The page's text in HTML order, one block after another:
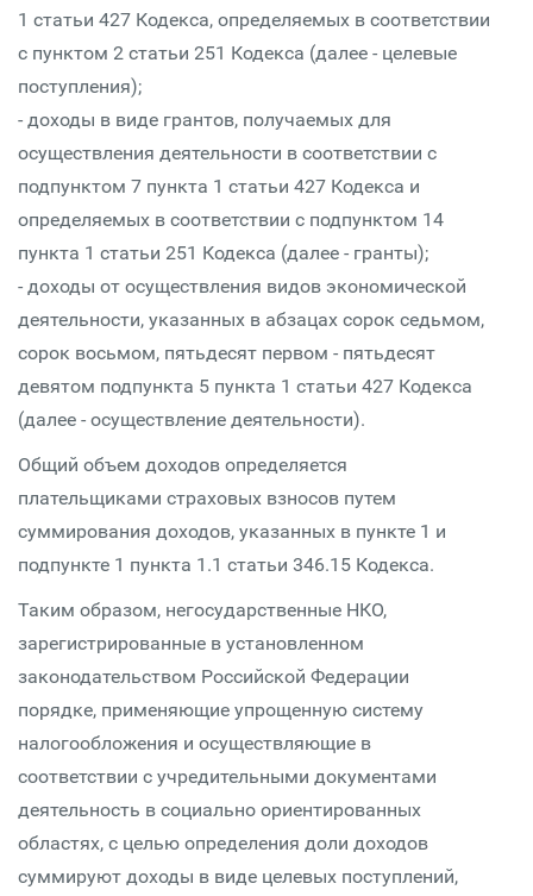
1 статьи 427 Кодекса, определяемых в соответствии
с пунктом 2 статьи 251 Кодекса (далее - целевые
поступления);
- доходы в виде грантов, получаемых для
осуществления деятельности в соответствии с
подпунктом 7 пункта 1 статьи 427 Кодекса и
определяемых в соответствии с подпунктом 14
пункта 1 статьи 251 Кодекса (далее - гранты);
- доходы от осуществления видов экономической
деятельности, указанных в абзацах сорок седьмом,
сорок восьмом, пятьдесят первом - пятьдесят
девятом подпункта 5 пункта 1 статьи 427 Кодекса
(далее - осуществление деятельности).
Общий объем доходов определяется
плательщиками страховых взносов путем
суммирования доходов, указанных в пункте 1 и
подпункте 1 пункта 1.1 статьи 346.15 Кодекса.
Таким образом, негосударственные НКО,
зарегистрированные в установленном
законодательством Российской Федерации
порядке, применяющие упрощенную систему
налогообложения и осуществляющие в
соответствии с учредительными документами
деятельность в социально ориентированных
областях, с целью определения доли доходов
суммируют доходы в виде целевых поступлений,